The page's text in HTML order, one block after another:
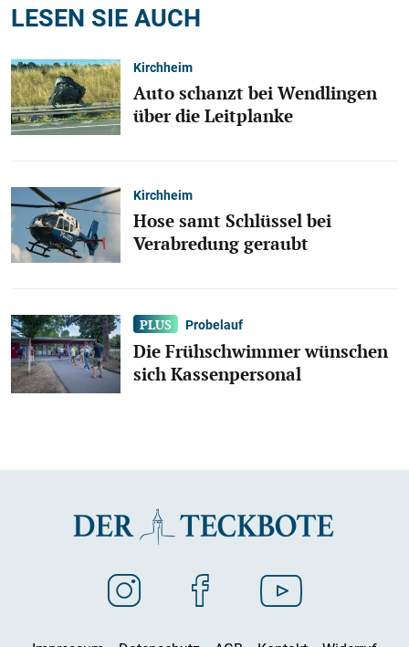
LESEN SIE AUCH
Kirchheim
Auto schanzt bei Wendlingen
über die Leitplanke
Kirchheim
Hose samt Schlüssel bei
Verabredung geraubt
Probelauf
Die Frühschwimmer wünschen
sich Kassenpersonal